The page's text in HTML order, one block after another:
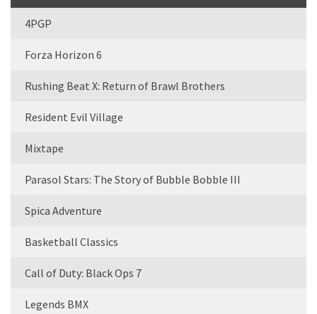
4PGP
Forza Horizon 6
Rushing Beat X: Return of Brawl Brothers
Resident Evil Village
Mixtape
Parasol Stars: The Story of Bubble Bobble III
Spica Adventure
Basketball Classics
Call of Duty: Black Ops 7
Legends BMX